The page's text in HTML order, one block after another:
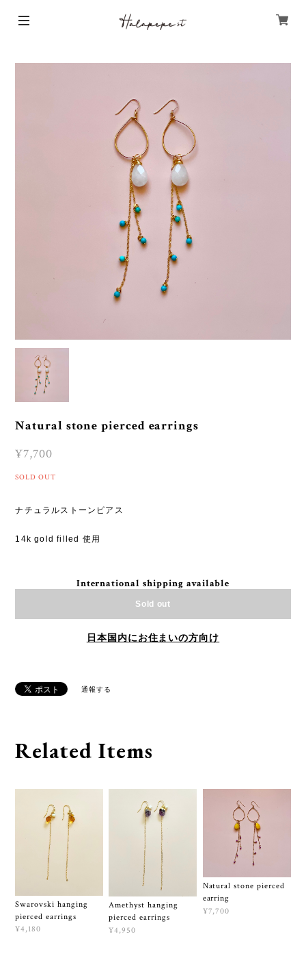
Natural stone pierced earrings
¥7,700
SOLD OUT
ナチュラルストーンピアス
14k gold filled 使用
International shipping available
Sold out
日本国内にお住まいの方向け
通報する
Related Items
Swarovski hanging
pierced earrings
¥4,180
Amethyst hanging
pierced earrings
¥4,950
Natural stone pierced
earring
¥7,700